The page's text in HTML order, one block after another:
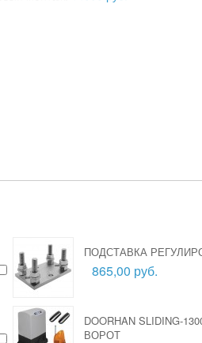
ПОДСТАВКА
865,00 руб.
DOORHAN SLIDING-
ВОРОТ